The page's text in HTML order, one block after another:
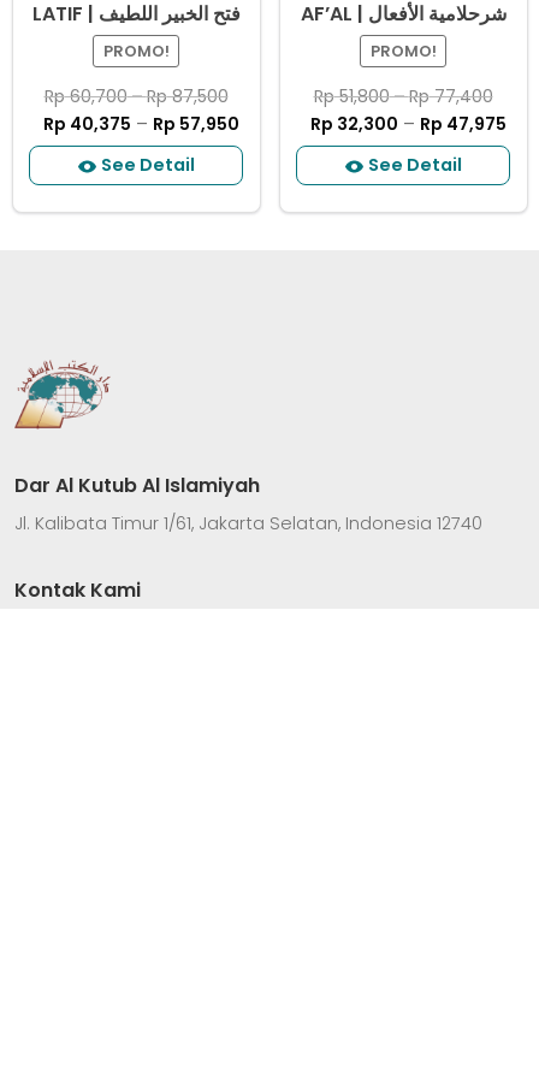
LATIF | ﻓﺘﺢ ﺍﻟﺨﺒﻴﺮ ﺍﻟﻠﻄﻴﻒ
PROMO!
Rp60,700–Rp87,500
Rp 40,375 – Rp 57,950
See Detail
AF’AL | شرحلامية الأفعال
PROMO!
Rp51,800–Rp77,400
Rp 32,300 – Rp 47,975
See Detail
Dar Al Kutub Al Islamiyah
Jl. Kalibata Timur 1/61, Jakarta Selatan, Indonesia 12740
Kontak Kami